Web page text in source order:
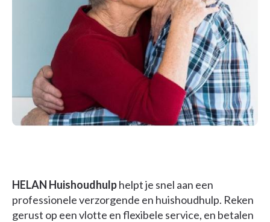
HELAN Huishoudhulphelpt je snel aan een
professionele verzorgende en huishoudhulp. Reken
gerust op een vlotte en flexibele service, en betalen